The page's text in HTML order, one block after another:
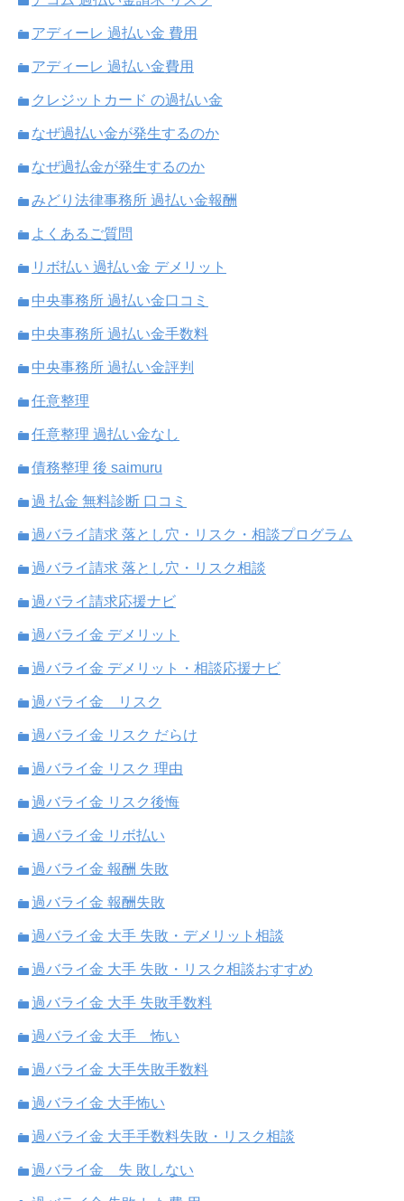
アディーレ 過払い金 費用
アディーレ 過払い金費用
クレジットカード の過払い金
なぜ過払い金が発生するのか
なぜ過払金が発生するのか
みどり法律事務所 過払い金報酬
よくあるご質問
リボ払い 過払い金 デメリット
中央事務所 過払い金口コミ
中央事務所 過払い金手数料
中央事務所 過払い金評判
任意整理
任意整理 過払い金なし
債務整理 後 saimuru
過 払金 無料診断 口コミ
過バライ請求 落とし穴・リスク・相談プログラム
過バライ請求 落とし穴・リスク相談
過バライ請求応援ナビ
過バライ金 デメリット
過バライ金 デメリット・相談応援ナビ
過バライ金 リスク
過バライ金 リスク だらけ
過バライ金 リスク 理由
過バライ金 リスク後悔
過バライ金 リボ払い
過バライ金 報酬 失敗
過バライ金 報酬失敗
過バライ金 大手 失敗・デメリット相談
過バライ金 大手 失敗・リスク相談おすすめ
過バライ金 大手 失敗手数料
過バライ金 大手 怖い
過バライ金 大手失敗手数料
過バライ金 大手怖い
過バライ金 大手手数料失敗・リスク相談
過バライ金 失 敗しない